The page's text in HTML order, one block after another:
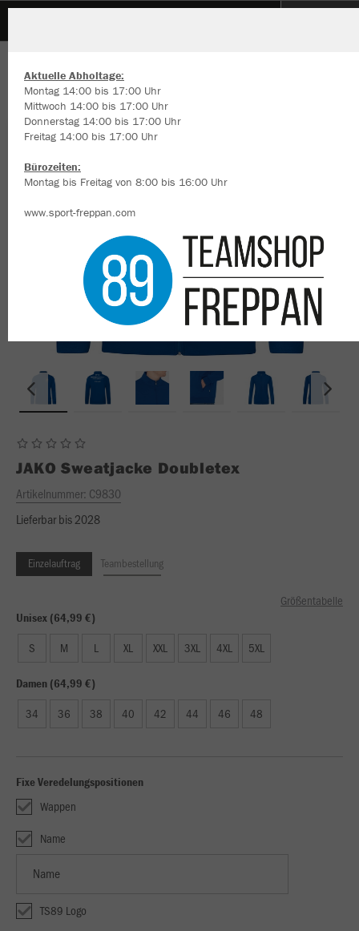
JAKO Sweatjacke Doubletex
Artikelnummer: C9830
Lieferbar bis 2028
Einzelauftrag Teambestellung
Größentabelle
Unisex (64,99 €)
S M L XL XXL 3XL 4XL 5XL
Damen (64,99 €)
34 36 38 40 42 44 46 48
Fixe Veredelungspositionen
Wappen
Name
TS89 Logo
Aktuelle Abholtage:
Montag 14:00 bis 17:00 Uhr
Mittwoch 14:00 bis 17:00 Uhr
Donnerstag 14:00 bis 17:00 Uhr
Freitag 14:00 bis 17:00 Uhr
Bürozeiten:
Montag bis Freitag von 8:00 bis 16:00 Uhr
www.sport-freppan.com
Wir verwenden Cookies
Inhalte anzeigen und unsere Website verbessern. Weitere
zu den Cookies findest Du in den Einstellungen.
Alle ablehnen
mehr Infos
Datenschutz
Impressum